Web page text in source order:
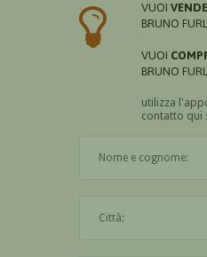
VUOI
BRUNO
VUOI
BRUNO
utilizza
contatto qui